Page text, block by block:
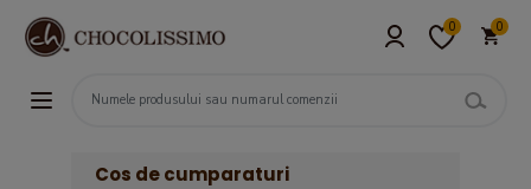
0 0
Cos de cumparaturi